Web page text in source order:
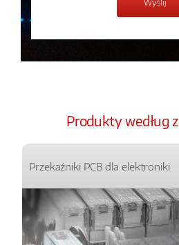
Produkty według
Przekaźniki PCB dla elektroniki